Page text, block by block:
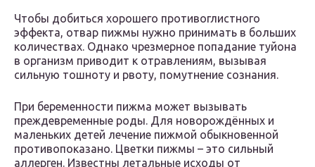
Чтобы добиться хорошего противоглистного
эффекта, отвар пижмы нужно принимать в больших
количествах. Однако чрезмерное попадание туйона
в организм приводит к отравлениям, вызывая
сильную тошноту и рвоту, помутнение сознания.
При беременности пижма может вызывать
преждевременные роды. Для новорождённых и
маленьких детей лечение пижмой обыкновенной
противопоказано. Цветки пижмы – это сильный
аллерген. Известны летальные исходы от